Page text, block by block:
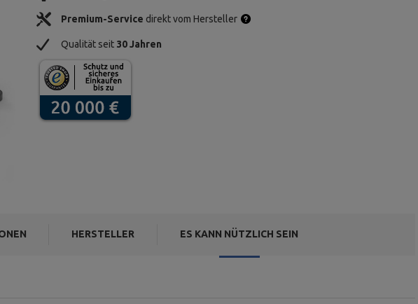
Premium-Service direkt vom Hersteller
Qualität seit 30 Jahren
HERSTELLER ES KANN NÜTZLICH SEIN